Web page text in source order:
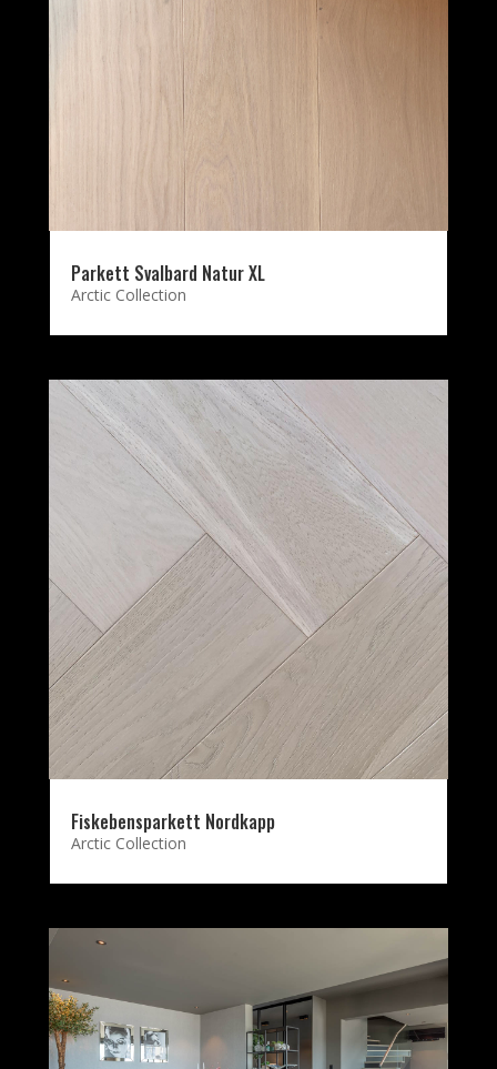
Parkett Svalbard Natur XL
Arctic Collection
Fiskebensparkett Nordkapp
Arctic Collection